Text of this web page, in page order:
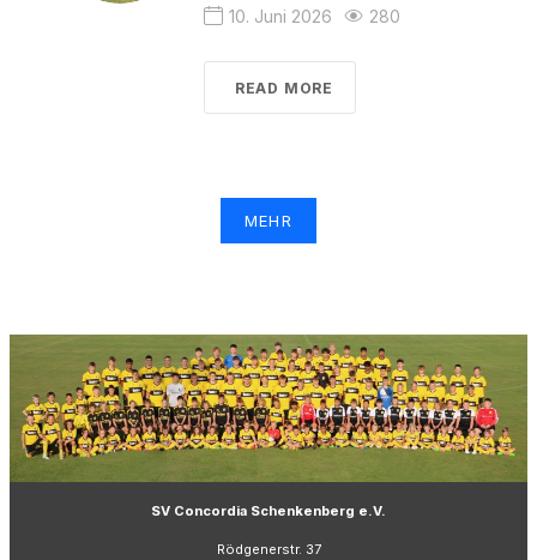
10. Juni 2026 280
READ MORE
MEHR
SV Concordia Schenkenberg e.V.
Rödgenerstr. 37